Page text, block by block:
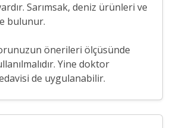
Sarımsak, deniz ürünleri ve
bulunur.
önerileri ölçüsünde
Yine doktor
de uygulanabilir.